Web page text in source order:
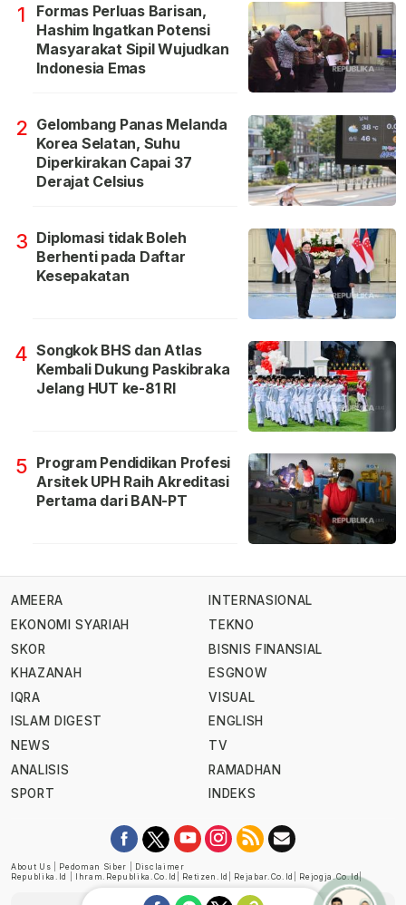
1
Formas Perluas Barisan,
Hashim Ingatkan Potensi
Masyarakat Sipil Wujudkan
Indonesia Emas
2 Gelombang Panas Melanda
Korea Selatan, Suhu
Diperkirakan Capai 37
Derajat Celsius
3 Diplomasi tidak Boleh
Berhenti pada Daftar
Kesepakatan
4 Songkok BHS dan Atlas
Kembali Dukung Paskibraka
Jelang HUT ke-81 RI
5 Program Pendidikan Profesi
Arsitek UPH Raih Akreditasi
Pertama dari BAN-PT
AMEERA
EKONOMI SYARIAH
SKOR
KHAZANAH
IQRA
ISLAM DIGEST
NEWS
ANALISIS
SPORT
INTERNASIONAL
TEKNO
BISNIS FINANSIAL
ESGNOW
VISUAL
ENGLISH
TV
RAMADHAN
INDEKS
About Us Pedoman Siber
Disclaimer
Republika.id
Ihram.republika.co.id Retizen.id Rejabar.co.id Rejogja.co.id|